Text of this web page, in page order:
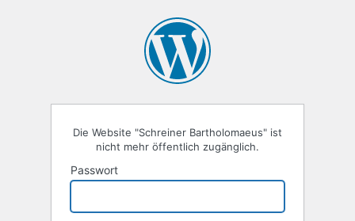
Die Website "Schreiner Bartholomaeus" ist
nicht mehr öffentlich zugänglich.
Passwort